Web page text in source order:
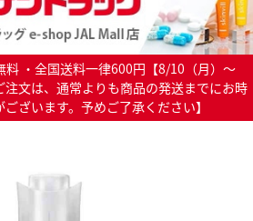
・全国送料一律600円【8/10（月）～
文は、通常よりも商品の発送までにお時
ざいます。予めご了承ください】